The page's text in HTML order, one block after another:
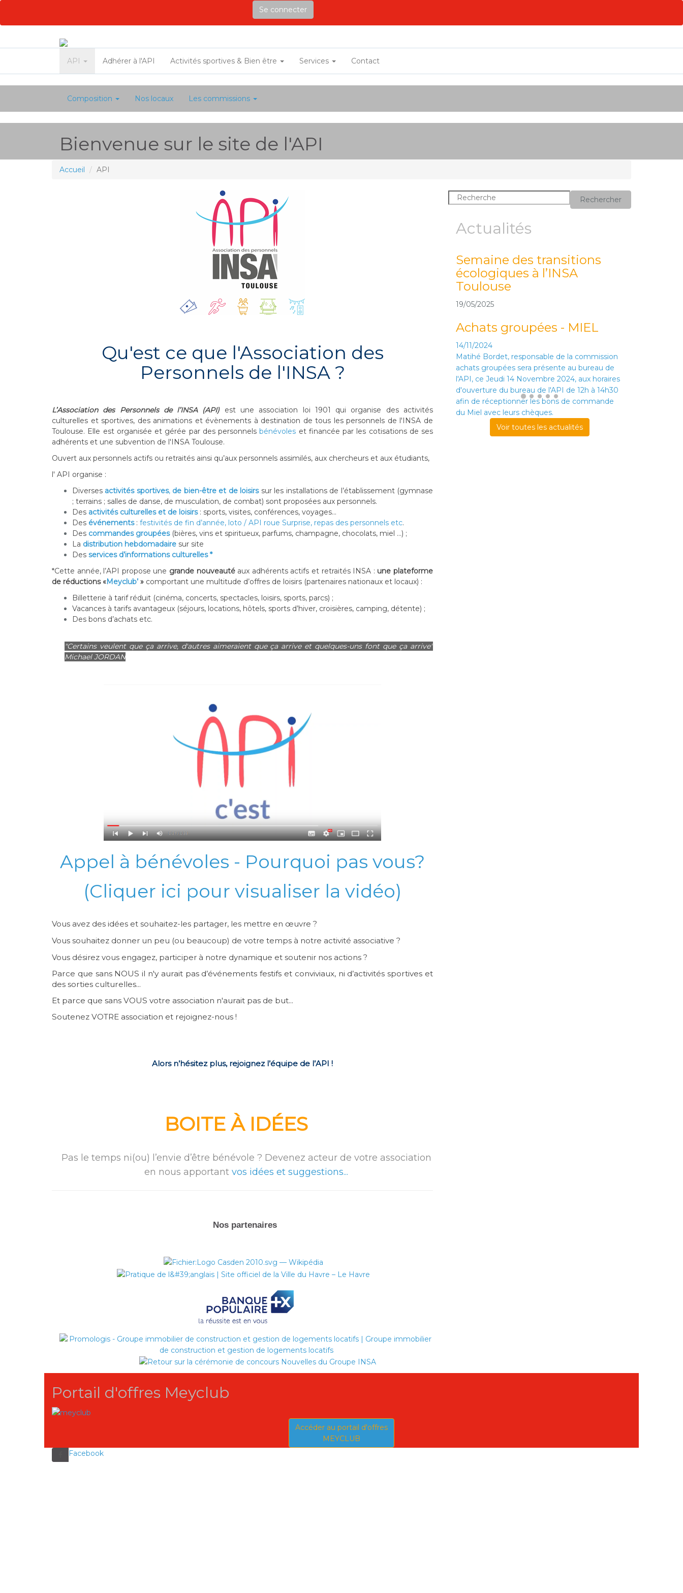
Se connecter
API Adhérer à l'API Activités sportives & Bien être Services Contact
Composition Nos locaux Les commissions
Bienvenue sur le site de l'API
Accueil API
Qu'est ce que l'Association des
Personnels de l'INSA ?
L’Association des Personnels de l’INSA (API)est une association loi 1901 qui organise des activités
culturelles et sportives, des animations et évènements à destination de tous les personnels de l'INSA de
Toulouse. Elle est organisée et gérée par des personnelsbénévoles et financée par les cotisations de ses
adhérents et une subvention de l'INSA Toulouse.
Ouvert aux personnels actifs ou retraités ainsi qu’aux personnels assimilés, aux chercheurs et aux étudiants,
l' API organise :
Diverses activités sportives, de bien-être et de loisirs sur les installations de l’établissement (gymnase
; terrains ; salles de danse, de musculation, de combat) sont proposées aux personnels.
Des activités culturelles et de loisirs : sports, visites, conférences, voyages...
Des événements : festivités de fin d’année, loto / API roue Surprise, repas des personnels etc.
Des commandes groupées (bières, vins et spiritueux, parfums, champagne, chocolats, miel …) ;
La distribution hebdomadaire sur site
Des services d’informations culturelles *
*Cette année, l’API propose une grande nouveauté aux adhérents actifs et retraités INSA : une plateforme
de réductions «Meyclub’ » comportant une multitude d’offres de loisirs (partenaires nationaux et locaux) :
Billetterie à tarif réduit (cinéma, concerts, spectacles, loisirs, sports, parcs) ;
Vacances à tarifs avantageux (séjours, locations, hôtels, sports d’hiver, croisières, camping, détente) ;
Des bons d’achats etc.
"Certains veulent que ça arrive, d'autres aimeraient que ça arrive et quelques-uns font que ça arrive"
MichaelJORDAN
Appel à bénévoles - Pourquoi pas vous?
(Cliquer ici pour visualiser la vidéo)
Vous avez des idées et souhaitez-les partager, les mettre en œuvre ?
Vous souhaitez donner un peu (ou beaucoup) de votre temps à notre activité associative ?
Vous désirez vous engagez, participer à notre dynamique et soutenir nos actions ?
Parce que sans NOUS il n'y aurait pas d’événements festifs et conviviaux, ni d’activités sportives et
des sorties culturelles...
Et parce que sans VOUS votre association n'aurait pas de but...
Soutenez VOTRE association et rejoignez-nous !
Alors n’hésitez plus, rejoignez l’équipe de l’API !
BOITEÀIDÉES
Pas le temps ni(ou) l’envie d’être bénévole ? Devenez acteur de votre association
en nous apportant vos idées et suggestions...
Nos partenaires
Rechercher
Actualités
Semaine des transitions
écologiques à l’INSA
Toulouse
19/05/2025
Achats groupées - MIEL
14/11/2024
Matihé Bordet, responsable de la commission
achats groupées sera présente au bureau de
l'API, ce Jeudi 14 Novembre 2024, aux horaires
d'ouverture du bureau de l'API de 12h à 14h30
afin de réceptionner les bons de commande
du Miel avec leurs chèques.
Voir toutes les actualités
Portail d'offres Meyclub
Accéder au portail d'offres
MEYCLUB
Facebook